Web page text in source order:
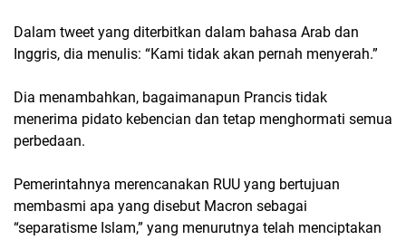
Dalam tweet yang diterbitkan dalam bahasa Arab dan
Inggris, dia menulis: “Kami tidak akan pernah menyerah.”
Dia menambahkan, bagaimanapun Prancis tidak
menerima pidato kebencian dan tetap menghormati semua
perbedaan.
Pemerintahnya merencanakan RUU yang bertujuan
membasmi apa yang disebut Macron sebagai
“separatisme Islam,” yang menurutnya telah menciptakan